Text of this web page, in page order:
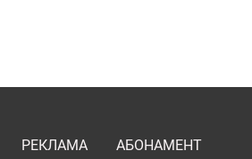
РЕКЛАМА АБОНАМЕНТ